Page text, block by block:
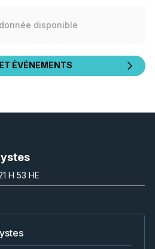
disponible
ÉVÉNEMENTS
H 53 HE